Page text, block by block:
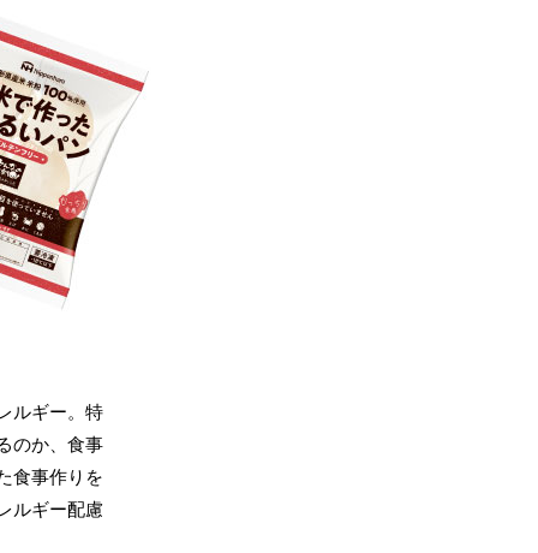
ルギー。特
のか、食事
食事作りを
ルギー配慮